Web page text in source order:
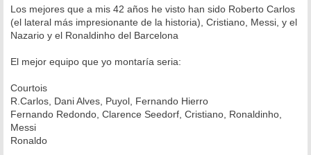
n
s
a
j
Los mejores que a mis 42 años he visto han sido Roberto Carlos
(el lateral más impresionante de la historia), Cristiano, Messi, y el
Nazario y el Ronaldinho del Barcelona
El mejor equipo que yo montaría seria:
Courtois
R.Carlos, Dani Alves, Puyol, Fernando Hierro
Fernando Redondo, Clarence Seedorf, Cristiano, Ronaldinho,
Messi
Ronaldo